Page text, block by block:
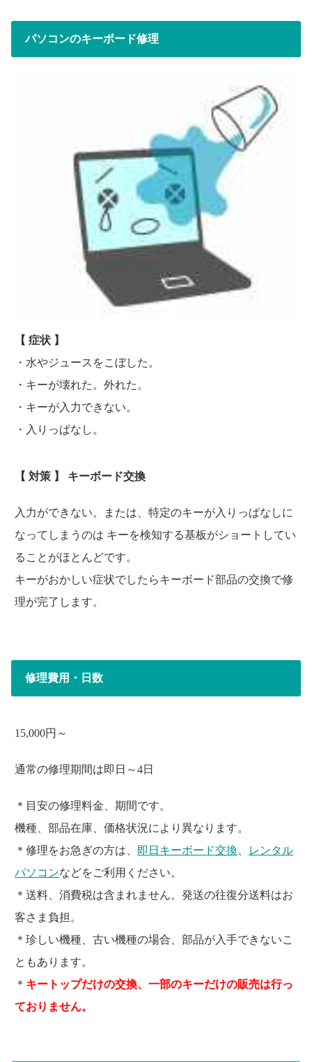
パソコンのキーボード修理
【 症状 】
・水やジュースをこぼした。
・キーが壊れた。外れた。
・キーが入力できない。
・入りっぱなし。
【 対策 】 キーボード交換
入力ができない。または、特定のキーが入りっぱなしに
なってしまうのは キーを検知する基板がショートしてい
ることがほとんどです。
キーがおかしい症状でしたらキーボード部品の交換で修
理が完了します。
修理費用・日数
15,000円～
通常の修理期間は即日～4日
＊目安の修理料金、期間です。
機種、部品在庫、価格状況により異なります。
＊修理をお急ぎの方は、
即日キーボード交換
レンタル
パソコンなどをご利用ください。
＊送料、消費税は含まれません。発送の往復分送料はお
客さま負担。
＊珍しい機種、古い機種の場合、部品が入手できないこ
ともあります。
＊ キートップだけの交換、一部のキーだけの販売は行っ
ておりません。